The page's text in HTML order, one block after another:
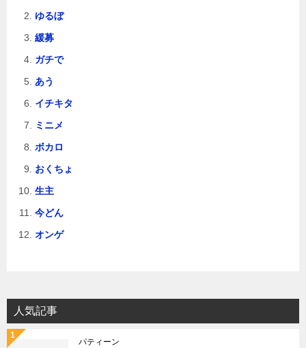
ゆるぼ
緩募
ガチで
あう
イチキタ
ミニメ
ボカロ
おくちょ
生主
今どん
オンゲ
人気記事
パティーン